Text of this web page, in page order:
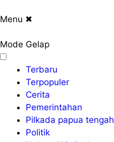
Menu ✖
Mode Gelap
Terbaru
Terpopuler
Cerita
Pemerintahan
Pilkada papua tengah
Politik